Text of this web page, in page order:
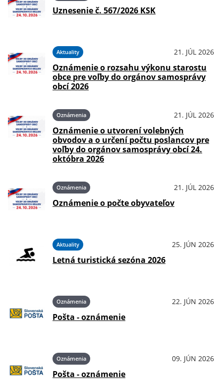
Uznesenie č. 567/2026 KSK
Aktuality 21. JÚL 2026
Oznámenie o rozsahu výkonu starostu
obce pre voľby do orgánov samosprávy
obcí 2026
Oznámenia 21. JÚL 2026
Oznámenie o utvorení volebných
obvodov a o určení počtu poslancov pre
voľby do orgánov samosprávy obcí 24.
októbra 2026
Oznámenia 21. JÚL 2026
Oznámenie o počte obyvateľov
Aktuality 25. JÚN 2026
Letná turistická sezóna 2026
Oznámenia 22. JÚN 2026
Pošta - oznámenie
Oznámenia 09. JÚN 2026
Pošta - oznámenie